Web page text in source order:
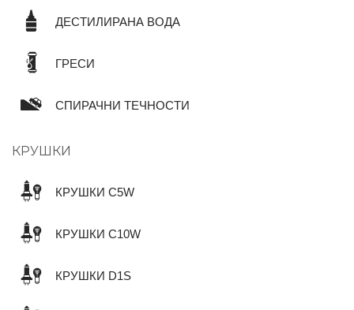
ДЕСТИЛИРАНА ВОДА
ГРЕСИ
СПИРАЧНИ ТЕЧНОСТИ
КРУШКИ
КРУШКИ C5W
КРУШКИ C10W
КРУШКИ D1S